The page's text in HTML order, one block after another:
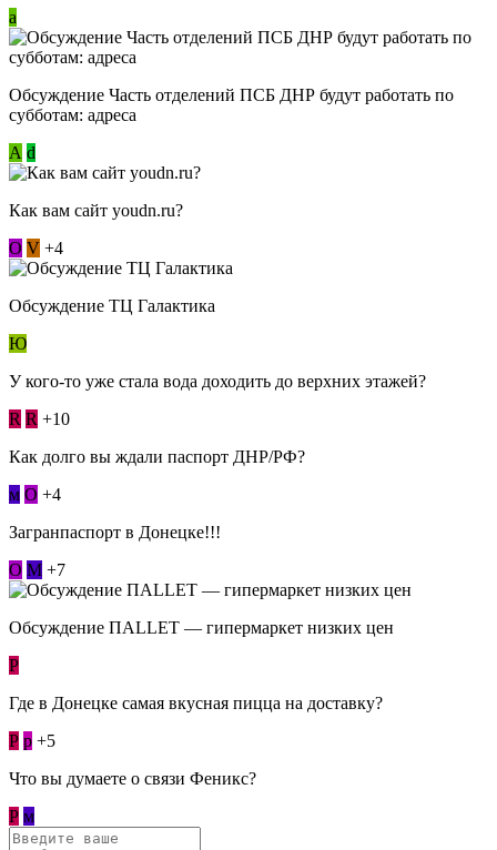
a
Обсуждение Часть отделений ПСБ ДНР будут работать по
субботам: адреса
А d
Как вам сайт youdn.ru?
О V +4
Обсуждение ТЦ Галактика
Ю
У кого-то уже стала вода доходить до верхних этажей?
R R +10
Как долго вы ждали паспорт ДНР/РФ?
м О +4
Загранпаспорт в Донецке!!!
О М +7
Обсуждение ПАLLЕТ — гипермаркет низких цен
Р
Где в Донецке самая вкусная пицца на доставку?
Р p +5
Что вы думаете о связи Феникс?
Р м